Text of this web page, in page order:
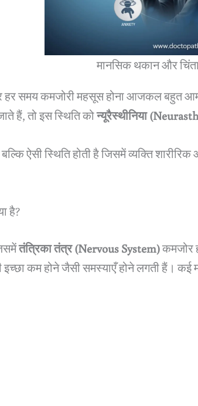
मानसिक थकान और
हर समय कमजोरी महसूस होना आजकल बहुत
हैं, तो इस स्थिति कोन्यूरैस्थीनिया
ऐसी स्थिति होती है जिसमें व्यक्ति
है?
तंत्रिका तंत्र (Nervous System)कमजोर
कम होने जैसी समस्याएँ होने लगती हैं। कई